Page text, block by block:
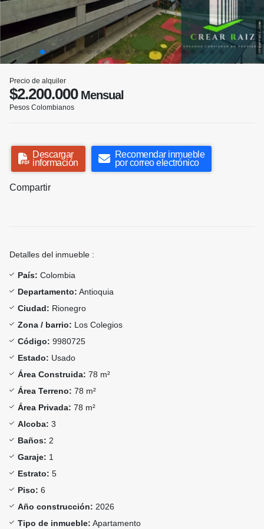
Precio de alquiler
$2.200.000Mensual
Pesos Colombianos
Descargar
información
Recomendar inmueble
por correo electrónico
Compartir
Detalles del inmueble :
País: Colombia
Departamento: Antioquia
Ciudad: Rionegro
Zona / barrio: Los Colegios
Código: 9980725
Estado: Usado
Área Construida: 78 m²
Área Terreno: 78 m²
Área Privada: 78 m²
Alcoba: 3
Baños: 2
Garaje: 1
Estrato: 5
Piso: 6
Año construcción: 2026
Tipo de inmueble: Apartamento